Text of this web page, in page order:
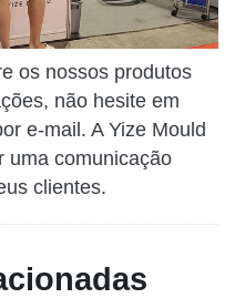
os nossos produtos
não hesite em
e-mail. A Yize Mould
uma comunicação
clientes.